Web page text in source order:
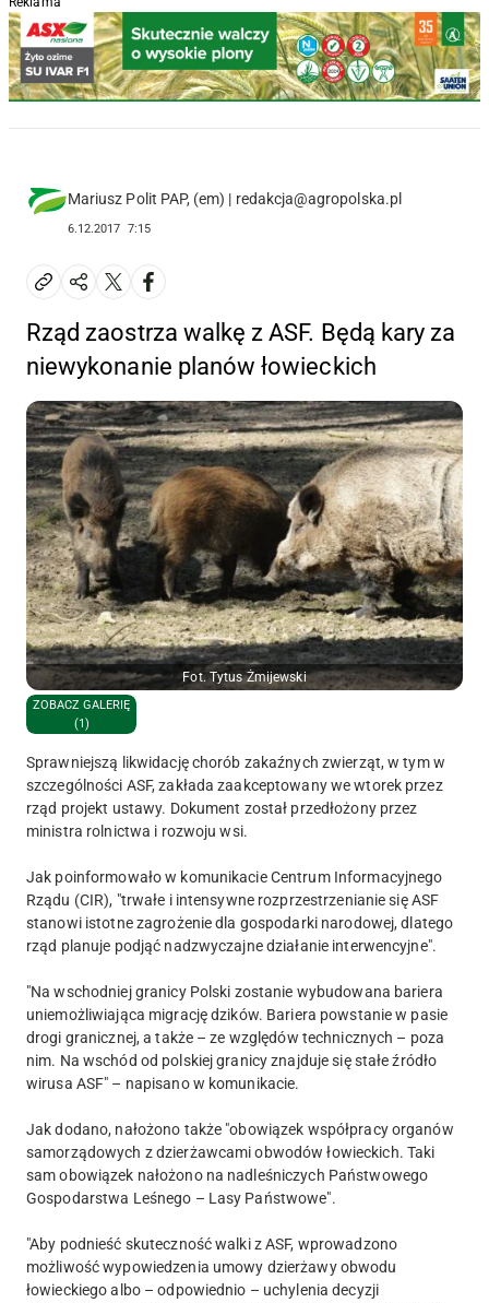
Mariusz Polit PAP, (em) | redakcja@agropolska.pl
6.12.2017 7:15
Rząd zaostrza walkę z ASF. Będą kary za
niewykonanie planów łowieckich
Fot. Tytus Żmijewski
ZOBACZ GALERIĘ
(1)
Sprawniejszą likwidację chorób zakaźnych zwierząt, w tym w
szczególności ASF, zakłada zaakceptowany we wtorek przez
rząd projekt ustawy. Dokument został przedłożony przez
ministra rolnictwa i rozwoju wsi.
Jak poinformowało w komunikacie Centrum Informacyjnego
Rządu (CIR), "trwałe i intensywne rozprzestrzenianie się ASF
stanowi istotne zagrożenie dla gospodarki narodowej, dlatego
rząd planuje podjąć nadzwyczajne działanie interwencyjne".
"Na wschodniej granicy Polski zostanie wybudowana bariera
uniemożliwiająca migrację dzików. Bariera powstanie w pasie
drogi granicznej, a także – ze względów technicznych – poza
nim. Na wschód od polskiej granicy znajduje się stałe źródło
wirusa ASF" – napisano w komunikacie.
Jak dodano, nałożono także "obowiązek współpracy organów
samorządowych z dzierżawcami obwodów łowieckich. Taki
sam obowiązek nałożono na nadleśniczych Państwowego
Gospodarstwa Leśnego – Lasy Państwowe".
"Aby podnieść skuteczność walki z ASF, wprowadzono
możliwość wypowiedzenia umowy dzierżawy obwodu
łowieckiego albo – odpowiednio – uchylenia decyzji